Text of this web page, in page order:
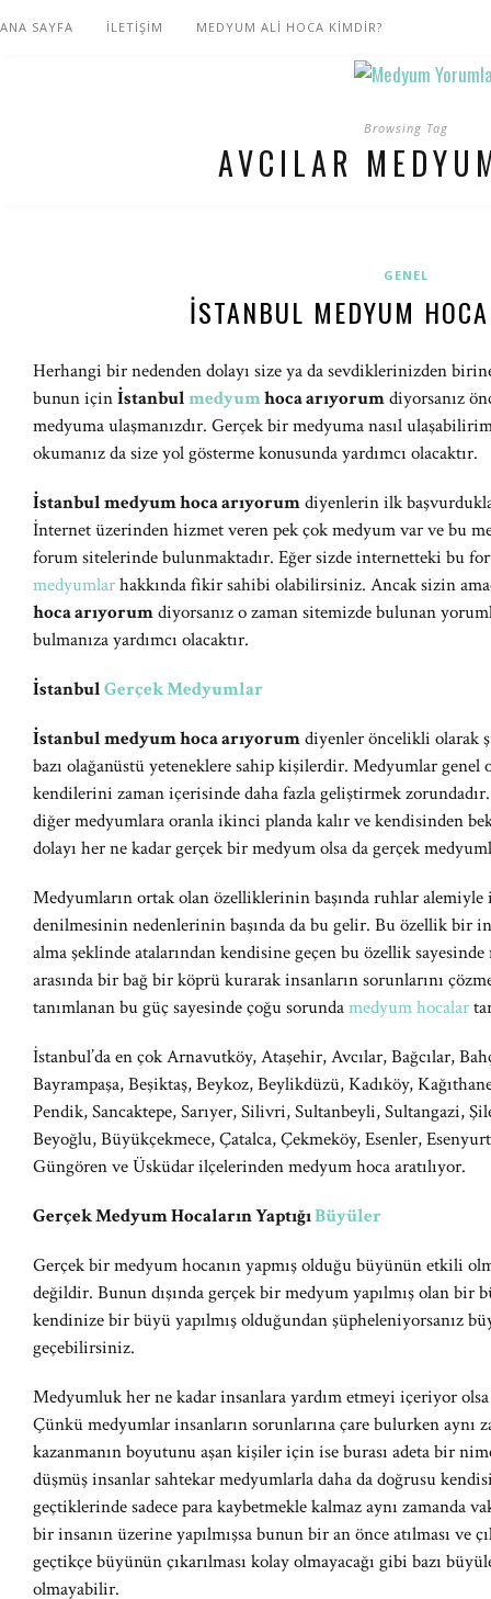
ANA SAYFA İLETİŞİM MEDYUM ALİ HOCA KİMDİR?
Browsing Tag
AVCILAR
GENEL
İSTANBUL MEDYUM
Herhangi bir nedenden dolayı size ya da sevdiklerinizden
bunun içinİstanbulmedyumhoca arıyorumdiyorsanız
medyuma ulaşmanızdır. Gerçek bir medyuma nasıl
okumanız da size yol gösterme konusunda yardımcı olacaktır.
İstanbul medyum hoca arıyorumdiyenlerin ilk
İnternet üzerinden hizmet veren pek çok medyum var ve bu
forum sitelerinde bulunmaktadır. Eğer sizde internetteki bu
medyumlarhakkında fikir sahibi olabilirsiniz. Ancak sizin
hoca arıyorumdiyorsanız o zaman sitemizde bulunan
bulmanıza yardımcı olacaktır.
İstanbulGerçek Medyumlar
İstanbul medyum hoca arıyorumdiyenler öncelikli olarak
bazı olağanüstü yeteneklere sahip kişilerdir. Medyumlar genel
kendilerini zaman içerisinde daha fazla geliştirmek
diğer medyumlara oranla ikinci planda kalır ve kendisinden
dolayı her ne kadar gerçek bir medyum olsa da gerçek
Medyumların ortak olan özelliklerinin başında ruhlar
denilmesinin nedenlerinin başında da bu gelir. Bu özellik bir
alma şeklinde atalarından kendisine geçen bu özellik
arasında bir bağ bir köprü kurarak insanların sorunlarını
tanımlanan bu güç sayesinde çoğu sorundamedyum hocalar
İstanbul’da en çok Arnavutköy, Ataşehir, Avcılar, Bağcılar,
Bayrampaşa, Beşiktaş, Beykoz, Beylikdüzü, Kadıköy,
Pendik, Sancaktepe, Sarıyer, Silivri, Sultanbeyli, Sultangazi,
Beyoğlu, Büyükçekmece, Çatalca, Çekmeköy, Esenler,
Güngören ve Üsküdar ilçelerinden medyum hoca aratılıyor.
Gerçek Medyum Hocaların YaptığıBüyüler
Gerçek bir medyum hocanın yapmış olduğu büyünün etkili
değildir. Bunun dışında gerçek bir medyum yapılmış olan bir
kendinize bir büyü yapılmış olduğundan şüpheleniyorsanız
geçebilirsiniz.
Medyumluk her ne kadar insanlara yardım etmeyi içeriyor
Çünkü medyumlar insanların sorunlarına çare bulurken aynı
kazanmanın boyutunu aşan kişiler için ise burası adeta bir
düşmüş insanlar sahtekar medyumlarla daha da doğrusu
geçtiklerinde sadece para kaybetmekle kalmaz aynı zamanda
bir insanın üzerine yapılmışsa bunun bir an önce atılması ve
geçtikçe büyünün çıkarılması kolay olmayacağı gibi bazı
olmayabilir.